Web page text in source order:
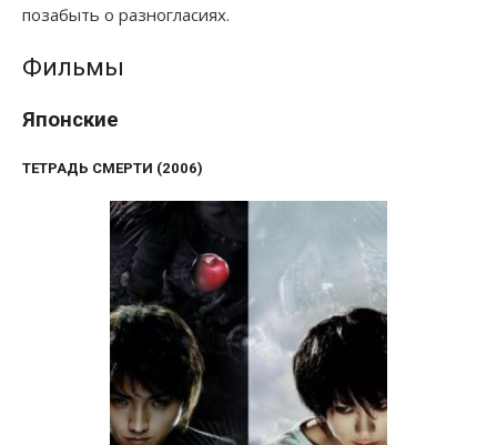
позабыть о разногласиях.
Фильмы
Японские
ТЕТРАДЬ СМЕРТИ (2006)